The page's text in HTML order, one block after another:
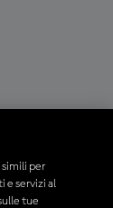
per
e servizi al
tue